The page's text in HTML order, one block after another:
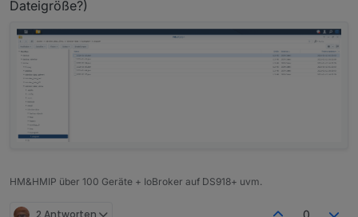
Dateigröße?)
HM&HMIP über 100 Geräte + IoBroker auf DS918+ uvm.
2 Antworten